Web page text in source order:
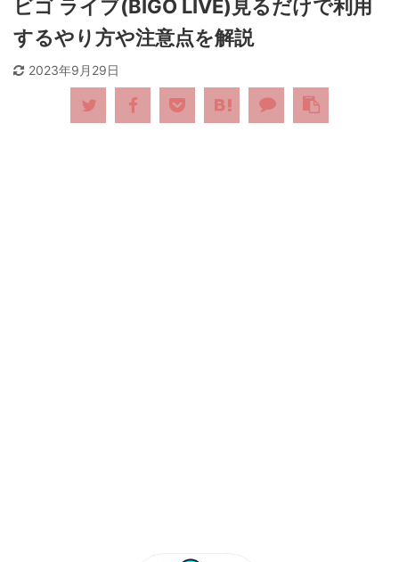
ビゴ ライブ(BIGO LIVE)見るだけで利用
するやり方や注意点を解説
2023年9月29日